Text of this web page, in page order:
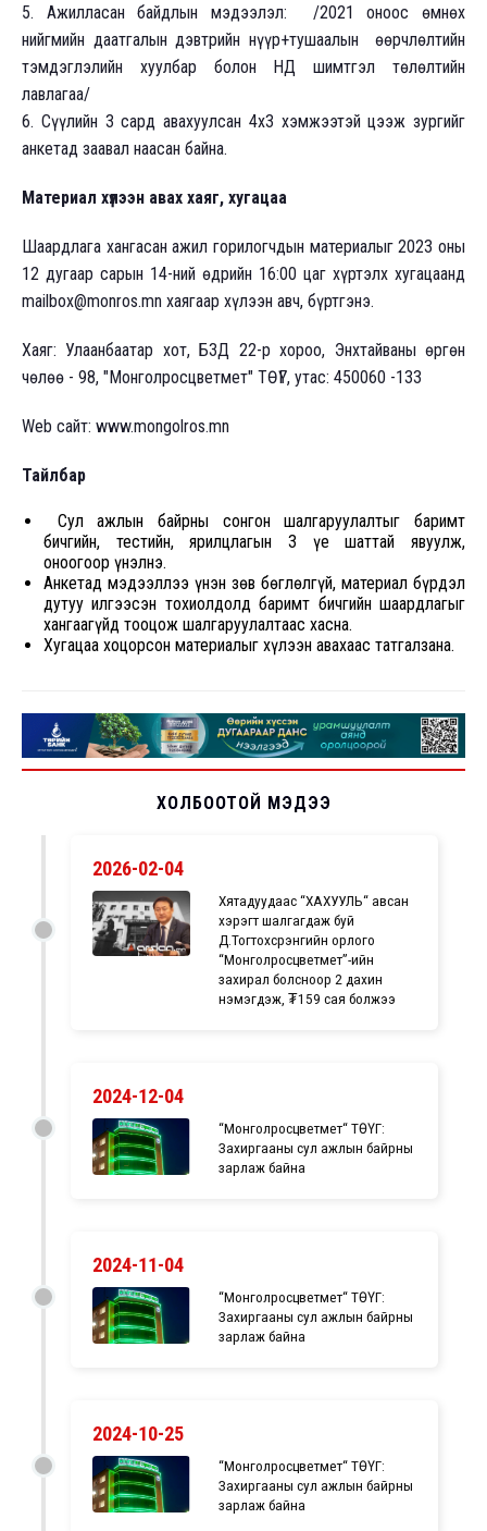
5. Ажилласан байдлын мэдээлэл: /2021 оноос өмнөх
нийгмийн даатгалын дэвтрийн нүүр+тушаалын өөрчлөлтийн
тэмдэглэлийн хуулбар болон НД шимтгэл төлөлтийн
лавлагаа/
6. Сүүлийн 3 сард авахуулсан 4х3 хэмжээтэй цээж зургийг
анкетад заавал наасан байна.
Материал хүлээн авах хаяг, хугацаа
Шаардлага хангасан ажил горилогчдын материалыг 2023 оны
12 дугаар сарын 14-ний өдрийн 16:00 цаг хүртэлх хугацаанд
mailbox@monros.mn хаягаар хүлээн авч, бүртгэнэ.
Хаяг: Улаанбаатар хот, БЗД 22-р хороо, Энхтайваны өргөн
чөлөө - 98, "Монголросцветмет" ТӨҮГ, утас: 450060 -133
Web сайт: www.mongolros.mn
Тайлбар
Сул ажлын байрны сонгон шалгаруулалтыг баримт
бичгийн, тестийн, ярилцлагын 3 үе шаттай явуулж,
оноогоор үнэлнэ.
Анкетад мэдээллээ үнэн зөв бөглөлгүй, материал бүрдэл
дутуу илгээсэн тохиолдолд баримт бичгийн шаардлагыг
хангаагүйд тооцож шалгаруулалтаас хасна.
Хугацаа хоцорсон материалыг хүлээн авахаас татгалзана.
ХОЛБООТОЙ МЭДЭЭ
2026-02-04
Хятадуудаас “ХАХУУЛЬ“ авсан
хэрэгт шалгагдаж буй
Д.Тогтохсүрэнгийн орлого
“Монголросцветмет”-ийн
захирал болсноор 2 дахин
нэмэгдэж, ₮159 сая болжээ
2024-12-04
“Монголросцветмет“ ТӨҮГ:
Захиргааны сул ажлын байрны
зарлаж байна
2024-11-04
“Монголросцветмет“ ТӨҮГ:
Захиргааны сул ажлын байрны
зарлаж байна
2024-10-25
“Монголросцветмет“ ТӨҮГ:
Захиргааны сул ажлын байрны
зарлаж байна